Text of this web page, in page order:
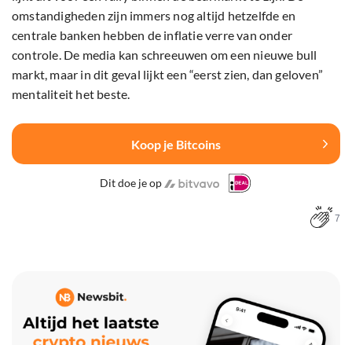
omstandigheden zijn immers nog altijd hetzelfde en
centrale banken hebben de inflatie verre van onder
controle. De media kan schreeuwen om een nieuwe bull
markt, maar in dit geval lijkt een “eerst zien, dan geloven”
mentaliteit het beste.
Koop je Bitcoins
Dit doe je op
7